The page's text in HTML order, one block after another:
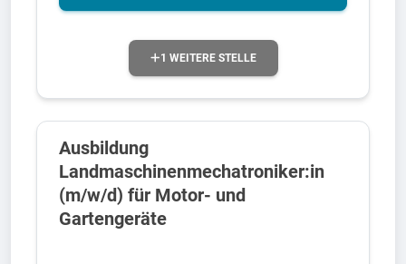
1 WEITERE STELLE
Ausbildung
Landmaschinenmechatroniker:in
(m/w/d) für Motor- und
Gartengeräte